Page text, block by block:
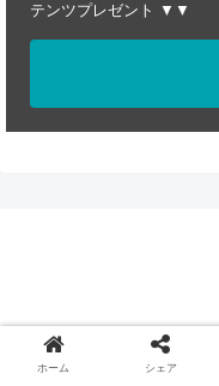
テンツプレゼント ▼▼
プライバシーポリシー
ホーム シェア